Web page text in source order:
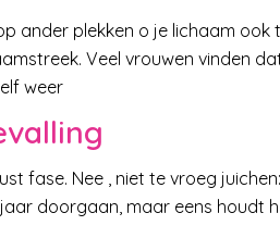
ander plekken o je lichaam
Veel vrouwen vinden
weer
fase. Nee , niet te vroeg
doorgaan, maar eens houdt